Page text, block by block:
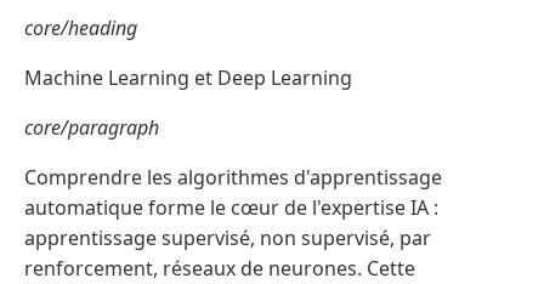
core/heading
Machine Learning et Deep Learning
core/paragraph
Comprendre les algorithmes d'apprentissage
automatique forme le cœur de l'expertise IA :
apprentissage supervisé, non supervisé, par
renforcement, réseaux de neurones. Cette